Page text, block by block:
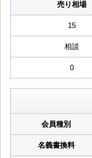
売り相場
15
相談
0
会員種別
名義書換料